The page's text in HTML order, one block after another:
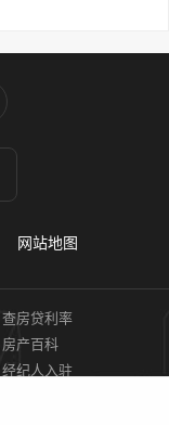
网站地图
查房贷利率
房产百科
经纪人入驻